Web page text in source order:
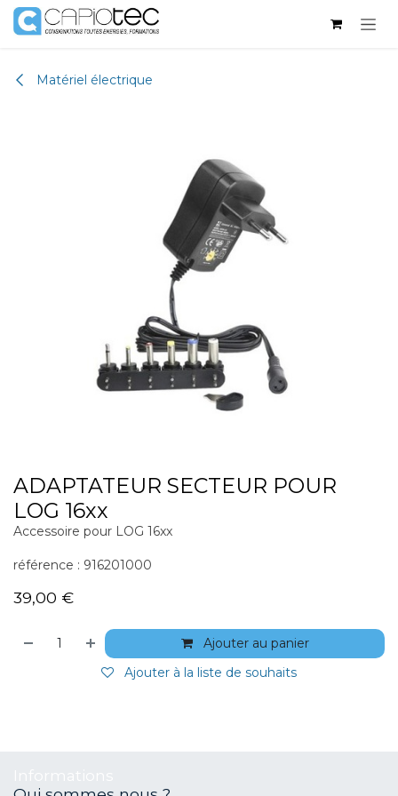
Se rendre au contenu
Matériel électrique
ADAPTATEUR SECTEUR POUR
LOG 16xx
Accessoire pour LOG 16xx
référence : 916201000
39,00 €
Ajouter au panier
Ajouter à la liste de souhaits